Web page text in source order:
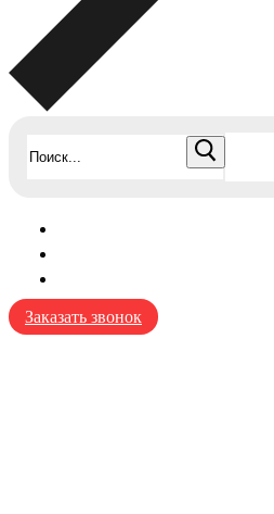
Заказать звонок